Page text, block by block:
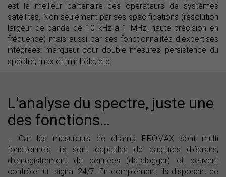
est le meilleur partenaire des opérateurs de systèmes
satellites. Non seulement par ses spécifications (résolution
largeur de bande de 10 kHz à 1 MHz, haute précision en
fréquence) mais aussi par ses fonctionnalités d'expertises
intégrées: marqueur pour double mesures, persistence du
spectre, max et min hold, etc.
L'analyse du spectre, juste une
des fonctions…
… Car les mesureurs de champ PROMAX sont multi
fonctionnels. ils sont capables de captures d'écrans,
d'enregistrement de données (datalogger) et peuvent
contrôler un signal 24/7. En complément, ils disposent de